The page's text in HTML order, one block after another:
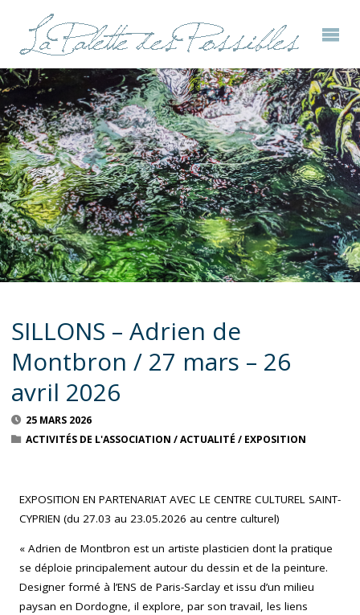
SILLONS – Adrien de
Montbron / 27 mars – 26
avril 2026
25 MARS 2026
ACTIVITÉS DE L'ASSOCIATION /ACTUALITÉ / EXPOSITION
EXPOSITION EN PARTENARIAT AVEC LE CENTRE CULTUREL SAINT-
CYPRIEN (du 27.03 au 23.05.2026 au centre culturel)
« Adrien de Montbron est un artiste plasticien dont la pratique
se déploie principalement autour du dessin et de la peinture.
Designer formé à l’ENS de Paris-Sarclay et issu d’un milieu
paysan en Dordogne, il explore, par son travail, les liens